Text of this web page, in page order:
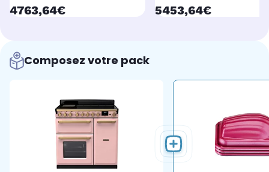
currentPrice
4763,64€ currentPrice
5453,64€
Composez votre pack